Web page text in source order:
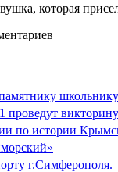
которая
по истории
г.Симферополя.